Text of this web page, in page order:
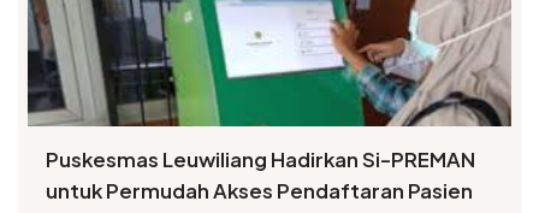
Puskesmas Leuwiliang Hadirkan Si-PREMAN
untuk Permudah Akses Pendaftaran Pasien